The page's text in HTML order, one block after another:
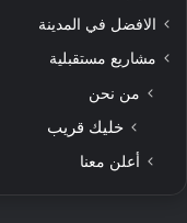
الافضل في المدينة
مشاريع مستقبلية
من نحن
خليك قريب
أعلن معنا